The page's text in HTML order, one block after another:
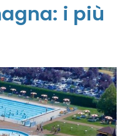
i più